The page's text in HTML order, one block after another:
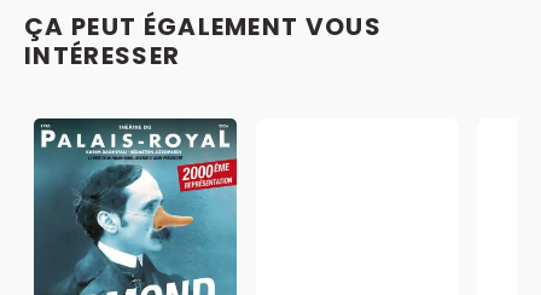
ÇA PEUT ÉGALEMENT VOUS
INTÉRESSER